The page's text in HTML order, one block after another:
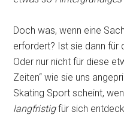
Doch was, wenn eine
erfordert? Ist sie dann für
Oder nur nicht für diese
Zeiten“ wie sie uns
Skating Sport scheint,
langfristigfür sich